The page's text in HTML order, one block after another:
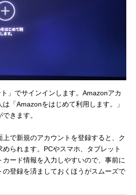
」でサインインします。Amazonアカ
「Amazonをはじめて利用します。」
きます。
で新規のアカウントを登録すると、ク
られます。PCやスマホ、タブレット
ード情報を入力しやすいので、事前に
の登録を済ましておくほうがスムーズで